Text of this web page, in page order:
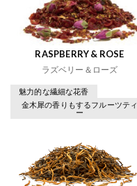
RASPBERRY & ROSE
ラズベリー＆ローズ
魅力的な繊細な花香
金木犀の香りもするフルーツティ
ー